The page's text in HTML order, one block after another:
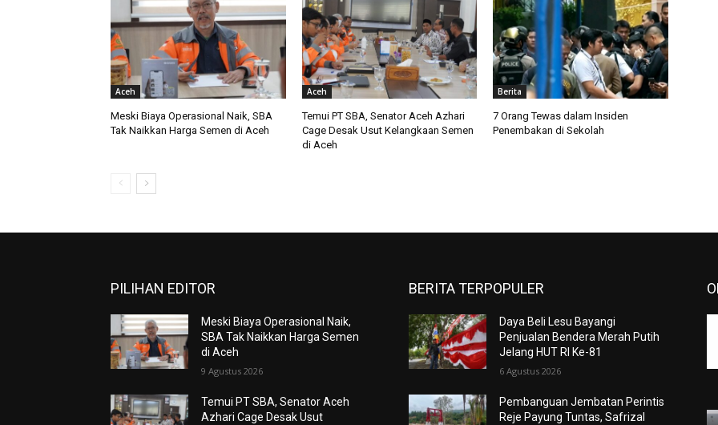
Aceh
Meski Biaya Operasional Naik, SBA
Tak Naikkan Harga Semen di Aceh
Aceh
Temui PT SBA, Senator Aceh Azhari
Cage Desak Usut Kelangkaan Semen
di Aceh
Berita
7 Orang Tewas dalam Insiden
Penembakan di Sekolah
PILIHAN EDITOR
Meski Biaya Operasional Naik,
SBA Tak Naikkan Harga Semen
di Aceh
9 Agustus 2026
Temui PT SBA, Senator Aceh
Azhari Cage Desak Usut
BERITA TERPOPULER
Daya Beli Lesu Bayangi
Penjualan Bendera Merah Putih
Jelang HUT RI Ke-81
6 Agustus 2026
Pembanguan Jembatan Perintis
Reje Payung Tuntas, Safrizal